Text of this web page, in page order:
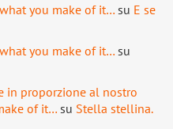
you make of it…su E se
you make of it…su
in proporzione al nostro
of it…su Stella stellina.